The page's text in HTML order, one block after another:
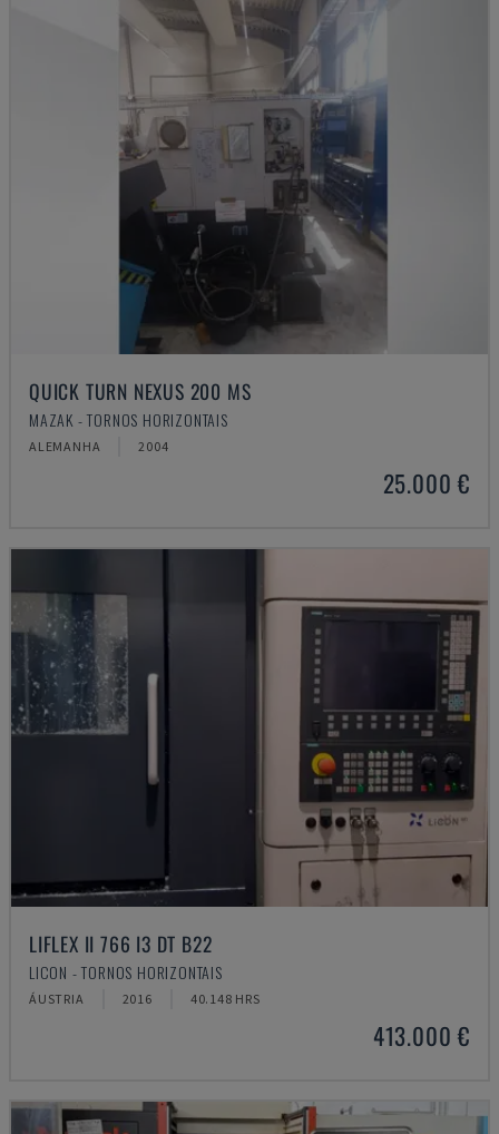
QUICK TURN NEXUS 200 MS
MAZAK - TORNOS HORIZONTAIS
ALEMANHA 2004
25.000 €
LIFLEX II 766 I3 DT B22
LICON - TORNOS HORIZONTAIS
ÁUSTRIA 2016 40.148 HRS
413.000 €